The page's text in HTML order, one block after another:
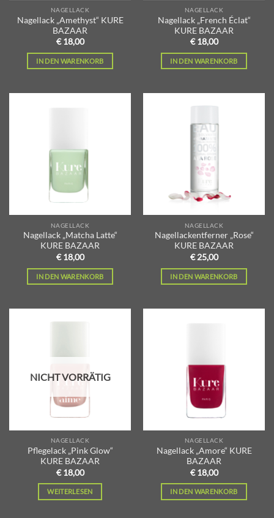
NAGELLACK
Nagellack „Amethyst“ KURE
BAZAAR
€ 18,00
IN DEN WARENKORB
NAGELLACK
Nagellack „French Éclat“
KURE BAZAAR
€ 18,00
IN DEN WARENKORB
NAGELLACK
Nagellack „Matcha Latte“
KURE BAZAAR
€ 18,00
IN DEN WARENKORB
NAGELLACK
Nagellackentferner „Rose“
KURE BAZAAR
€ 25,00
IN DEN WARENKORB
NICHT VORRÄTIG
NAGELLACK
Pflegelack „Pink Glow“
KURE BAZAAR
€ 18,00
WEITERLESEN
NAGELLACK
Nagellack „Amore“ KURE
BAZAAR
€ 18,00
IN DEN WARENKORB